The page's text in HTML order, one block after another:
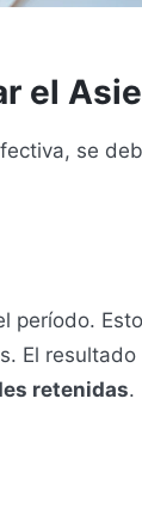
el
se
período.
El
retenidas.